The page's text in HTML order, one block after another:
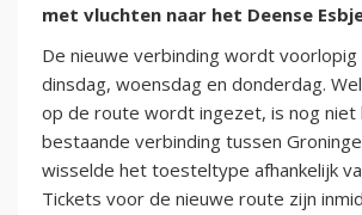
met vluchten naar het Deense
De nieuwe verbinding wordt
dinsdag, woensdag en donderdag.
op de route wordt ingezet, is nog niet
bestaande verbinding tussen
wisselde het toesteltype afhankelijk
Tickets voor de nieuwe route zijn